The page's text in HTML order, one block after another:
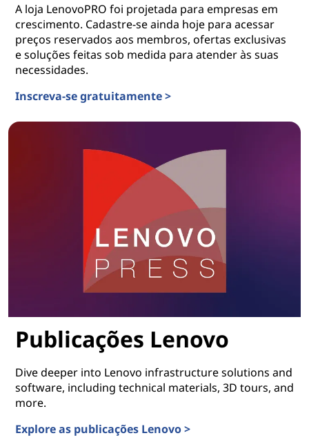
A loja LenovoPRO foi projetada para empresas em
crescimento. Cadastre-se ainda hoje para acessar
preços reservados aos membros, ofertas exclusivas
e soluções feitas sob medida para atender às suas
necessidades.
Inscreva-se gratuitamente >
Publicações Lenovo
Dive deeper into Lenovo infrastructure solutions and
software, including technical materials, 3D tours, and
more.
Explore as publicações Lenovo >